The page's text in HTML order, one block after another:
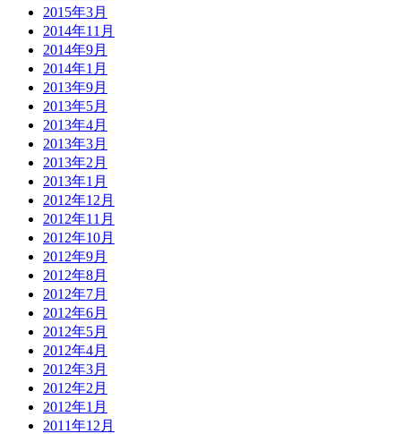
2015年3月
2014年11月
2014年9月
2014年1月
2013年9月
2013年5月
2013年4月
2013年3月
2013年2月
2013年1月
2012年12月
2012年11月
2012年10月
2012年9月
2012年8月
2012年7月
2012年6月
2012年5月
2012年4月
2012年3月
2012年2月
2012年1月
2011年12月